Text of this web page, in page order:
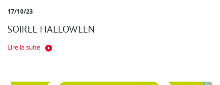
17/10/23
SOIREE HALLOWEEN
Lire la suite